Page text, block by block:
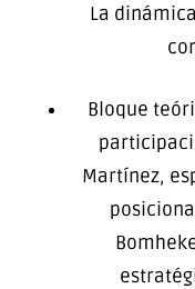
La
Bloque
Martínez,